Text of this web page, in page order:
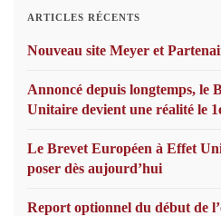
ARTICLES RÉCENTS
Nouveau site Meyer et
Annoncé depuis longtemps, le
Unitaire devient une réalité le
Le Brevet Européen à Effet
poser dès aujourd’hui
Report optionnel du début de